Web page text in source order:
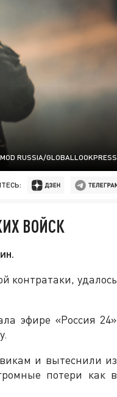
MOD RUSSIA/GLOBALLOOKPRESS
ВОЙСК
контратаки, удалось
эфире «Россия 24»
и вытеснили из
потери как в